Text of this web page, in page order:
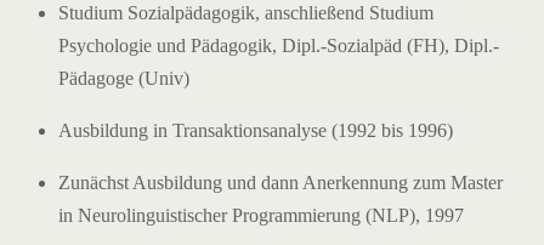
Studium Sozialpädagogik, anschließend Studium
Psychologie und Pädagogik, Dipl.-Sozialpäd (FH), Dipl.-
Pädagoge (Univ)
Ausbildung in Transaktionsanalyse (1992 bis 1996)
Zunächst Ausbildung und dann Anerkennung zum Master
in Neurolinguistischer Programmierung (NLP), 1997